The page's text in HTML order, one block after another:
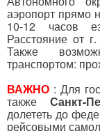
аэропорт прямо
10-12 часов
Расстояние от
Также
транспортом:
ВАЖНО : Для
такжеСанкт-
долететь до
рейсовыми